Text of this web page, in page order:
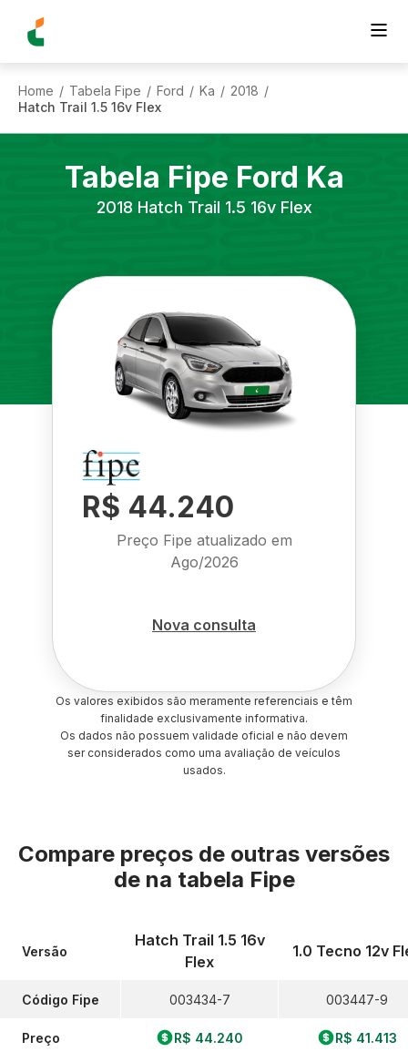
Home / Tabela Fipe / Ford / Ka / 2018 /
Hatch Trail 1.5 16v Flex
Tabela Fipe Ford Ka
2018 Hatch Trail 1.5 16v Flex
R$ 44.240
Preço Fipe atualizado em
Ago/2026
Nova consulta
Os valores exibidos são meramente referenciais e têm
finalidade exclusivamente informativa.
Os dados não possuem validade oficial e não devem
ser considerados como uma avaliação de veículos
usados.
Compare preços de outras versões
de na tabela Fipe
Versão
Código Fipe
Preço
Hatch Trail 1.5 16v
Flex
003434-7
R$ 44.240
1.0 Tecno 12v
003447-9
R$ 41.413